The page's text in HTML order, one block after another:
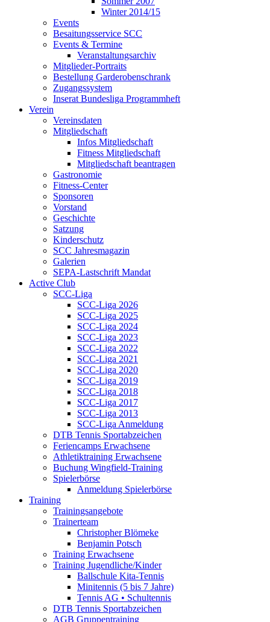
Winter 2014/15
Events
Besaitungsservice SCC
Events & Termine
Veranstaltungsarchiv
Mitglieder-Portraits
Bestellung Garderobenschrank
Zugangssystem
Inserat Bundesliga Programmheft
Verein
Vereinsdaten
Mitgliedschaft
Infos Mitgliedschaft
Fitness Mitgliedschaft
Mitgliedschaft beantragen
Gastronomie
Fitness-Center
Sponsoren
Vorstand
Geschichte
Satzung
Kinderschutz
SCC Jahresmagazin
Galerien
SEPA-Lastschrift Mandat
Active Club
SCC-Liga
SCC-Liga 2026
SCC-Liga 2025
SCC-Liga 2024
SCC-Liga 2023
SCC-Liga 2022
SCC-Liga 2021
SCC-Liga 2020
SCC-Liga 2019
SCC-Liga 2018
SCC-Liga 2017
SCC-Liga 2013
SCC-Liga Anmeldung
DTB Tennis Sportabzeichen
Feriencamps Erwachsene
Athletiktraining Erwachsene
Buchung Wingfield-Training
Spielerbörse
Anmeldung Spielerbörse
Training
Trainingsangebote
Trainerteam
Christopher Blömeke
Benjamin Potsch
Training Erwachsene
Training Jugendliche/Kinder
Ballschule Kita-Tennis
Minitennis (5 bis 7 Jahre)
Tennis AG • Schultennis
DTB Tennis Sportabzeichen
AGB Gruppentraining